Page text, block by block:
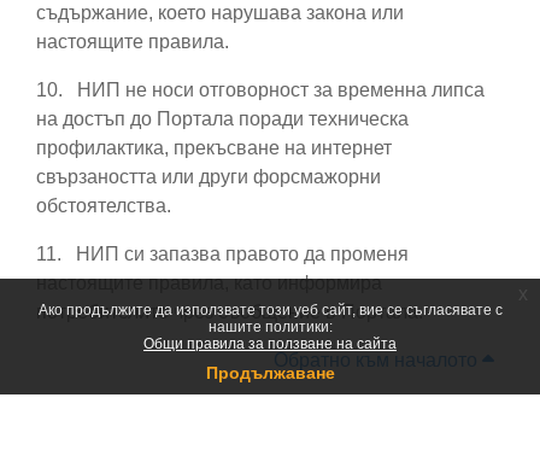
Ако продължите да използвате този уеб сайт, вие се съгласявате с
нашите политики:
Общи правила за ползване на сайта
Продължаване
съдържание, което нарушава закона или
настоящите правила.
10.
НИП не носи отговорност за временна липса
на достъп до Портала поради техническа
профилактика, прекъсване на интернет
свързаността или други форсмажорни
обстоятелства.
11.
НИП си запазва правото да променя
настоящите правила, като информира
потребителите чрез съобщение в Портала.
Обратно към началото